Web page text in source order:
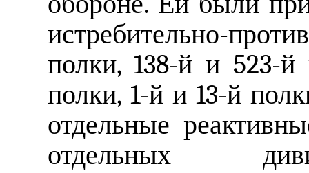
истребительно-
полки, 138-й и 523-й
полки, 1-й и 13-й
отдельные
отдельных